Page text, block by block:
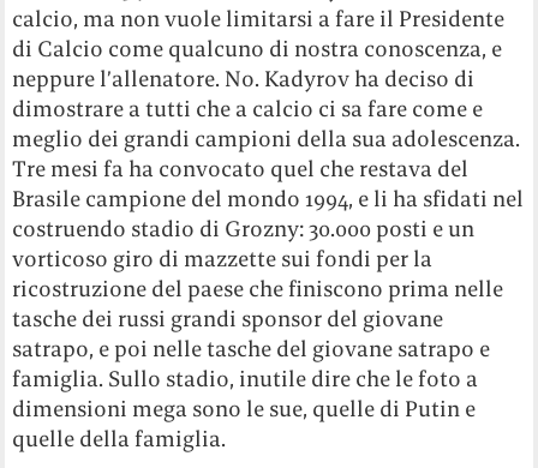
calcio, ma non vuole limitarsi a fare il Presidente
di Calcio come qualcuno di nostra conoscenza, e
neppure l’allenatore. No. Kadyrov ha deciso di
dimostrare a tutti che a calcio ci sa fare come e
meglio dei grandi campioni della sua adolescenza.
Tre mesi fa ha convocato quel che restava del
Brasile campione del mondo 1994, e li ha sfidati nel
costruendo stadio di Grozny: 30.000 posti e un
vorticoso giro di mazzette sui fondi per la
ricostruzione del paese che finiscono prima nelle
tasche dei russi grandi sponsor del giovane
satrapo, e poi nelle tasche del giovane satrapo e
famiglia. Sullo stadio, inutile dire che le foto a
dimensioni mega sono le sue, quelle di Putin e
quelle della famiglia.